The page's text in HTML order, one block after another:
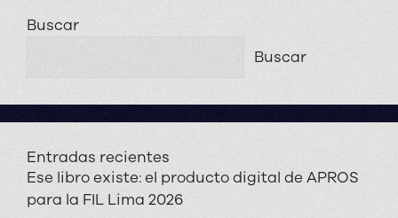
Buscar
Buscar
Entradas recientes
Ese libro existe: el producto digital de APROS
para la FIL Lima 2026